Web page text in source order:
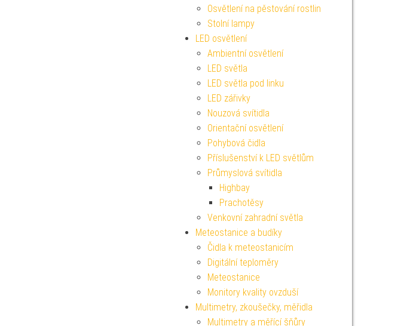
Osvětlení na pěstování rostlin
Stolní lampy
LED osvětlení
Ambientní osvětlení
LED světla
LED světla pod linku
LED zářivky
Nouzová svítidla
Orientační osvětlení
Pohybová čidla
Příslušenství k LED světlům
Průmyslová svítidla
Highbay
Prachotěsy
Venkovní zahradní světla
Meteostanice a budíky
Čidla k meteostanicím
Digitální teploměry
Meteostanice
Monitory kvality ovzduší
Multimetry, zkoušečky, měřidla
Multimetry a měřící šňůry